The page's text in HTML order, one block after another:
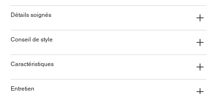
Détails soignés
Conseil de style
Caractéristiques
Entretien